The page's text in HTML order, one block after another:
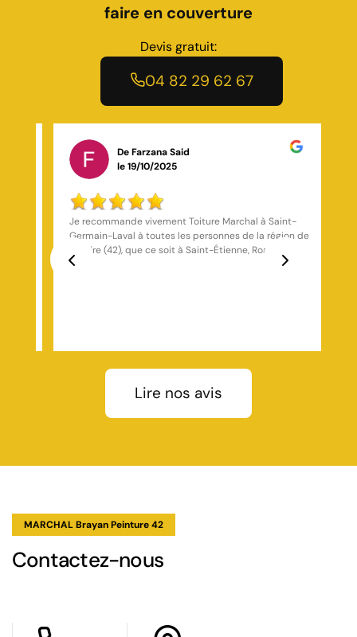
faire en couverture
Devis gratuit:
04 82 29 62 67
De Evan Bettinelli
le 26/11/2025
Installation d'éclairage : Nous souhaitions mettre en
valeur l'architecture de notre maison à Riorges par un
éclairage de toiture discret et élégant. Marchal
Toiture a installé un système d'éclairage LED sur
une attention particulière à l'étanchéité et à la
Lire nos avis
MARCHAL Brayan Peinture 42
Contactez-nous